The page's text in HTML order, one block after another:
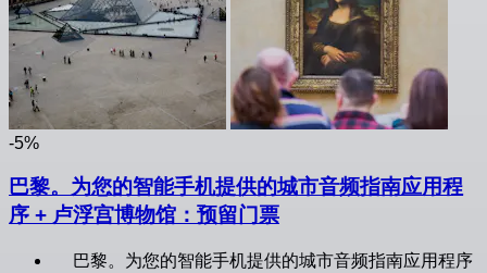
-5%
巴黎。为您的智能手机提供的城市音频指南应用程
序 + 卢浮宫博物馆：预留门票
巴黎。为您的智能手机提供的城市音频指南应用程序